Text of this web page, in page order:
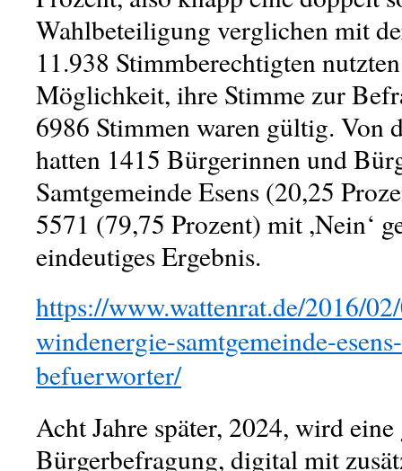
Wahlbeteiligung verglichen mit
11.938 Stimmberechtigten
Möglichkeit, ihre Stimme zur
6986 Stimmen waren gültig. Von
hatten 1415 Bürgerinnen und
Samtgemeinde Esens (20,25
5571 (79,75 Prozent) mit ,Nein‘
eindeutiges Ergebnis.
https://www.wattenrat.de/2016/
windenergie-samtgemeinde-
befuerworter/
Acht Jahre später, 2024, wird
Bürgerbefragung, digital mit